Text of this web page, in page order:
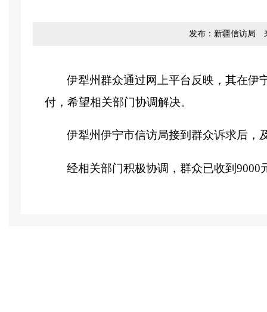
发布：新疆信访局
伊犁州群众通过网上平台反映，其在伊
付，希望相关部门协调解决。
伊犁州伊宁市信访局接到群众诉求后，
经相关部门积极协调，群众已收到9000